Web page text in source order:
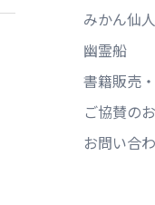
みかん仙人
幽霊船
書籍販売
ご協賛の
お問い合